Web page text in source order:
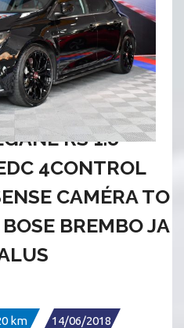
RS 1.8
4CONTROL
CAMÉRA TO
BREMBO JA
km
14/06/2018